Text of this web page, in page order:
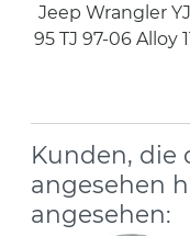
Jeep Wrangler
95 TJ 97-06 Alloy
Kunden, die
angesehen
angesehen: